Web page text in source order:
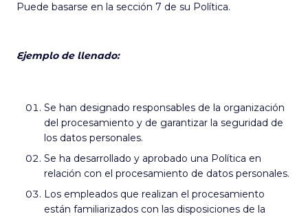
Puede basarse en la sección 7 de su Política.
Ejemplo de llenado:
Se han designado responsables de la organización
del procesamiento y de garantizar la seguridad de
los datos personales.
Se ha desarrollado y aprobado una Política en
relación con el procesamiento de datos personales.
Los empleados que realizan el procesamiento
están familiarizados con las disposiciones de la